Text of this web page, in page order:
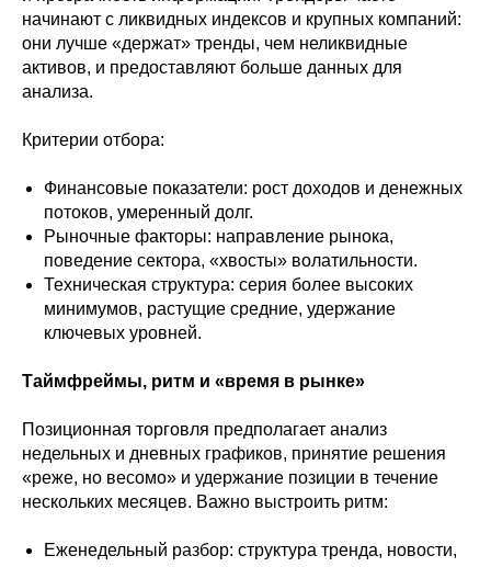
начинают с ликвидных индексов и крупных компаний:
они лучше «держат» тренды, чем неликвидные
активов, и предоставляют больше данных для
анализа.
Критерии отбора:
Финансовые показатели: рост доходов и денежных
потоков, умеренный долг.
Рыночные факторы: направление рынока,
поведение сектора, «хвосты» волатильности.
Техническая структура: серия более высоких
минимумов, растущие средние, удержание
ключевых уровней.
Таймфреймы, ритм и «время в рынке»
Позиционная торговля предполагает анализ
недельных и дневных графиков, принятие решения
«реже, но весомо» и удержание позиции в течение
нескольких месяцев. Важно выстроить ритм:
Еженедельный разбор: структура тренда, новости,